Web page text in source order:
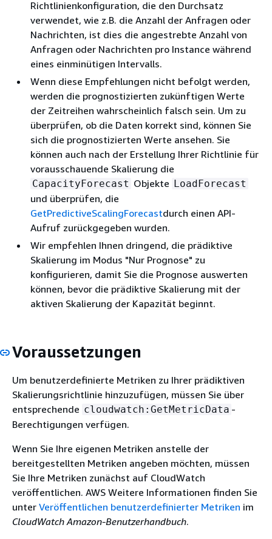
Richtlinienkonfiguration, die den Durchsatz
verwendet, wie z.B. die Anzahl der Anfragen oder
Nachrichten, ist dies die angestrebte Anzahl von
Anfragen oder Nachrichten pro Instance während
eines einminütigen Intervalls.
Wenn diese Empfehlungen nicht befolgt werden,
werden die prognostizierten zukünftigen Werte
der Zeitreihen wahrscheinlich falsch sein. Um zu
überprüfen, ob die Daten korrekt sind, können Sie
sich die prognostizierten Werte ansehen. Sie
können auch nach der Erstellung Ihrer Richtlinie für
vorausschauende Skalierung die
CapacityForecast Objekte LoadForecast
und überprüfen, die
GetPredictiveScalingForecastdurch einen API-
Aufruf zurückgegeben wurden.
Wir empfehlen Ihnen dringend, die prädiktive
Skalierung im Modus "Nur Prognose" zu
konfigurieren, damit Sie die Prognose auswerten
können, bevor die prädiktive Skalierung mit der
aktiven Skalierung der Kapazität beginnt.
Voraussetzungen
Um benutzerdefinierte Metriken zu Ihrer prädiktiven
Skalierungsrichtlinie hinzuzufügen, müssen Sie über
entsprechende cloudwatch:GetMetricData -
Berechtigungen verfügen.
Wenn Sie Ihre eigenen Metriken anstelle der
bereitgestellten Metriken angeben möchten, müssen
Sie Ihre Metriken zunächst auf CloudWatch
veröffentlichen. AWS Weitere Informationen finden Sie
unter Veröffentlichen benutzerdefinierter Metriken im
CloudWatch Amazon-Benutzerhandbuch.